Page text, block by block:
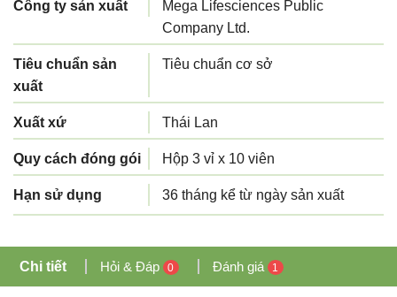
Công ty sản xuất
Mega Lifesciences Public
Company Ltd.
Tiêu chuẩn sản
xuất
Tiêu chuẩn cơ sở
Xuất xứ Thái Lan
Quy cách đóng gói Hộp 3 vỉ x 10 viên
Hạn sử dụng 36 tháng kể từ ngày sản xuất
Chi tiết Hỏi & Đáp 0 Đánh giá 1